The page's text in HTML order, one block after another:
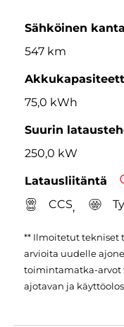
Sähköinen
547 km
75,0 kWh
Suurin
250,0 kW
Latausliitäntä
CCS,
** Ilmoitetut tekniset
arvioita uudelle
toimintamatka-arvot
ajotavan ja